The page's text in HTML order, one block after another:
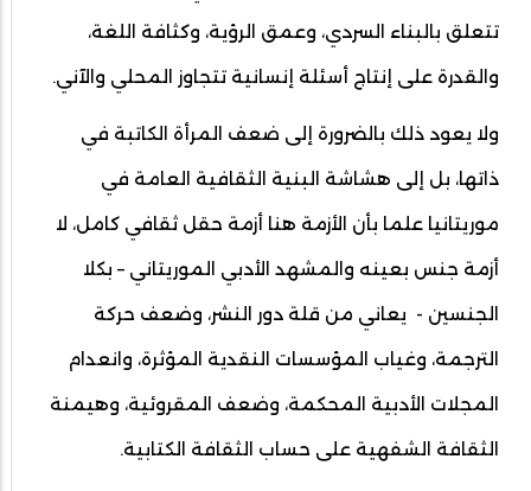
تتعلق بالبناء السردي، وعمق الرؤية، وكثافة اللغة،
والقدرة على إنتاج أسئلة إنسانية تتجاوز المحلي والآني.
ولا يعود ذلك بالضرورة إلى ضعف المرأة الكاتبة في
ذاتها، بل إلى هشاشة البنية الثقافية العامة في
موريتانيا علما بأن الأزمة هنا أزمة حقل ثقافي كامل، لا
أزمة جنس بعينه والمشهد الأدبي الموريتاني – بكلا
الجنسين - يعاني من قلة دور النشر، وضعف حركة
الترجمة، وغياب المؤسسات النقدية المؤثرة، وانعدام
المجلات الأدبية المحكمة، وضعف المقروئية، وهيمنة
الثقافة الشفهية على حساب الثقافة الكتابية.